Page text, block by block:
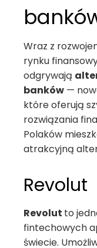
Wraz z
rynku
odgrywają
banków —
które oferują
rozwiązania
Polaków
atrakcyjną
Revolut
Revolut to
fintechowych
świecie.